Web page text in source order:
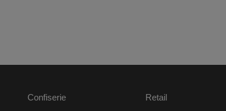
Confiserie Retail